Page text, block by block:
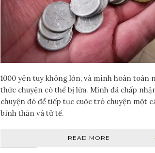
1000 yên tuy không lớn, và mình hoàn toàn
thức chuyện có thể bị lừa. Mình đã chấp
chuyện đó để tiếp tục cuộc trò chuyện một
bình thản và tử tế.
READ MORE